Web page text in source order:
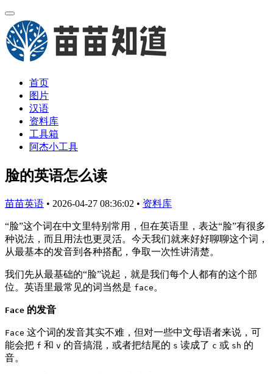
首页
图片
汉语
资料库
工具箱
阿杰小工具
脸的英语怎么读
苗苗英语 • 2026-04-27 08:36:02 • 资料库
“脸”这个词在中文里特别常用，但在英语里，表达“脸”有很多
种说法，而且用法也更灵活。今天我们就来好好聊聊这个词，
从最基本的发音到各种搭配，争取一次性讲清楚。
我们先从最基础的“脸”说起，就是我们每个人都有的这个部
位。英语里最常见的词当然是 face 。
Face 的发音
Face 这个词的发音其实不难，但对一些中文母语者来说，可
能会把 f 和 v 的音搞混，或者把结尾的 s 读成了 c 或 sh 的
音。